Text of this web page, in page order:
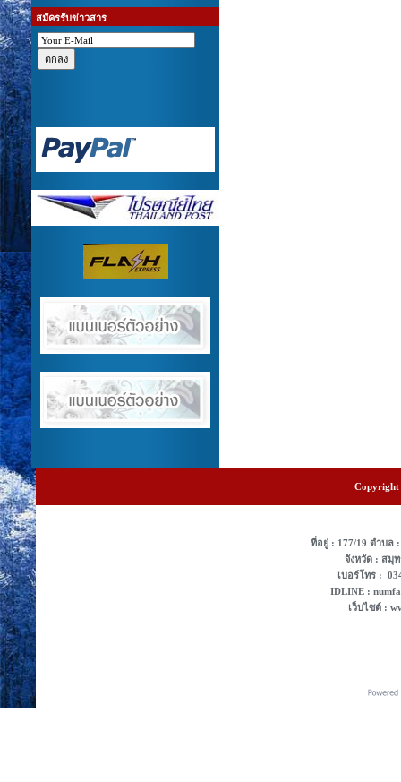
สมัครรับข่าวสาร
Copyright
ที่อยู่ : 177/19 ตําบล
จังหวัด : สมุ
เบอร์โทร :
IDLINE :
เว็บไซต์ :